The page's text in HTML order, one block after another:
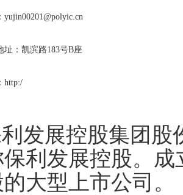
yujin00201@polyic.cn
址：凯滨路183号B座
http:/
发展控股集团股
利发展控股。
大型上市公司。